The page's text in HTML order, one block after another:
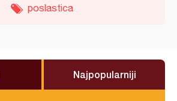
poslastica
Najpopularniji